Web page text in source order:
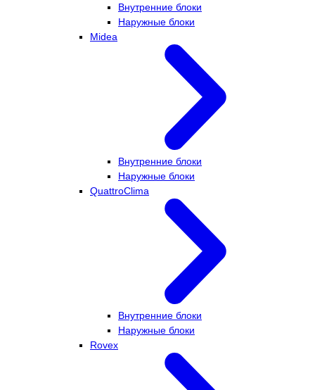
Внутренние блоки
Наружные блоки
Midea
Внутренние блоки
Наружные блоки
QuattroClima
Внутренние блоки
Наружные блоки
Rovex